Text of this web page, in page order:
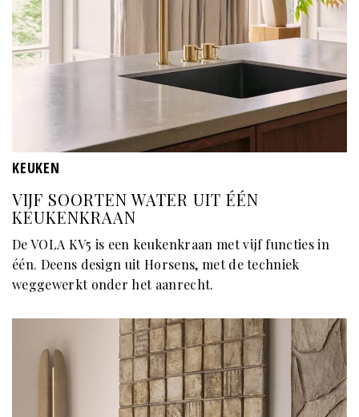
KEUKEN
VIJF SOORTEN WATER UIT ÉÉN
KEUKENKRAAN
De VOLA KV5 is een keukenkraan met vijf functies in
één. Deens design uit Horsens, met de techniek
weggewerkt onder het aanrecht.